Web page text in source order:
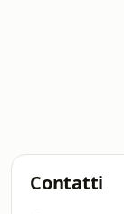
Contatti